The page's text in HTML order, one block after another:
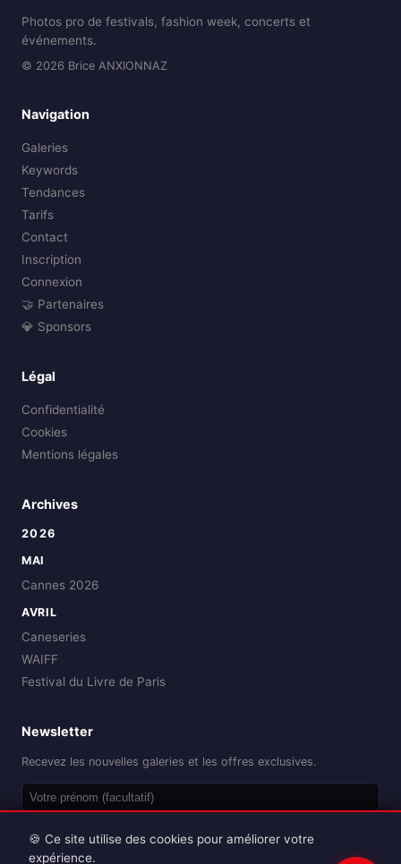
Photos pro de festivals, fashion week, concerts et
événements.
© 2026 Brice ANXIONNAZ
Navigation
Galeries
Keywords
Tendances
Tarifs
Contact
Inscription
Connexion
🤝 Partenaires
💎 Sponsors
Légal
Confidentialité
Cookies
Mentions légales
Archives
2026
MAI
Cannes 2026
AVRIL
Caneseries
WAIFF
Festival du Livre de Paris
Newsletter
Recevez les nouvelles galeries et les offres exclusives.
🍪 Ce site utilise des cookies pour améliorer votre
expérience.